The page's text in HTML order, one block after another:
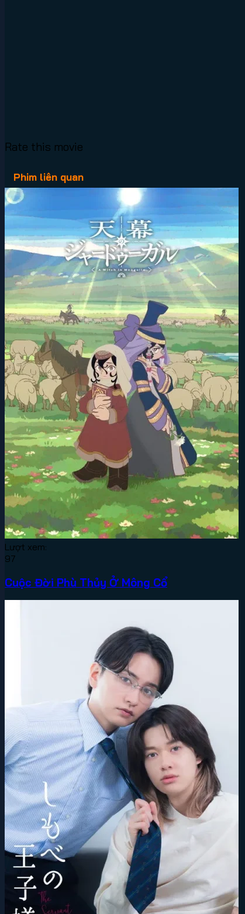
Rate this movie
Phim liên quan
Lượt xem:
97
Cuộc Đời Phù Thủy Ở Mông Cổ